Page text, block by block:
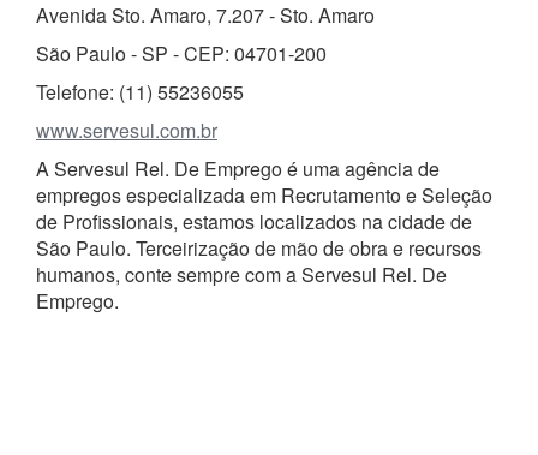
Avenida Sto. Amaro, 7.207-Sto. Amaro
São Paulo - SP - CEP: 04701-200
Telefone: (11) 55236055
www.servesul.com.br
A Servesul Rel. De Emprego é uma agência de
empregos especializada em Recrutamento e Seleção
de Profissionais, estamos localizados na cidade de
São Paulo. Terceirização de mão de obra e recursos
humanos, conte sempre com a Servesul Rel. De
Emprego.